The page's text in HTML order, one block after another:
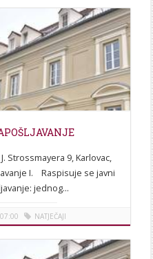
Strossmayera 9, Karlovac,
I. Raspisuje se javni
jednog...
07:00 NATJEČAJI